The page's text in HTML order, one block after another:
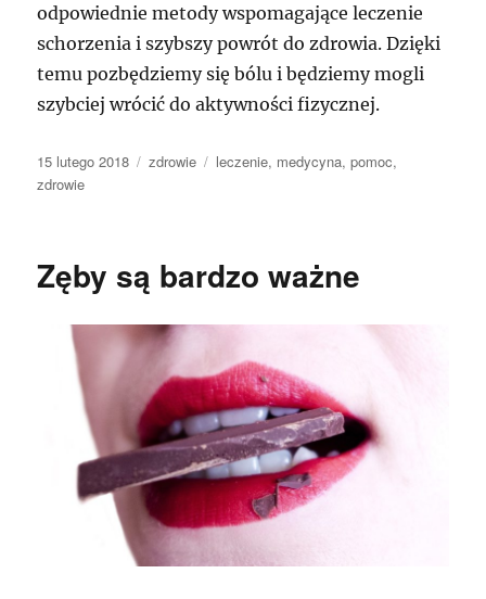
odpowiednie metody wspomagające leczenie
schorzenia i szybszy powrót do zdrowia. Dzięki
temu pozbędziemy się bólu i będziemy mogli
szybciej wrócić do aktywności fizycznej.
Data
publikacji
15 lutego 2018 Kategorie
zdrowie Tagi
leczenie, medycyna,pomoc,
zdrowie
Zęby są bardzo ważne